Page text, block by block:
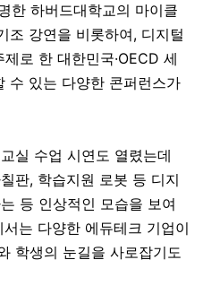
한 하버드대학교의 마이클
조 강연을 비롯하여, 디지털
로 한 대한민국·OECD 세
수 있는 다양한 콘퍼런스가
실 수업 시연도 열렸는데
판, 학습지원 로봇 등 디지
등 인상적인 모습을 보여
는 다양한 에듀테크 기업이
학생의 눈길을 사로잡기도